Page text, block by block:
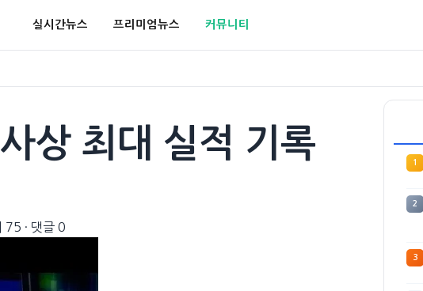
실시간뉴스 프리미엄뉴스 커뮤니티
상 최대 실적 기록
75 · 댓글 0
1
2
3